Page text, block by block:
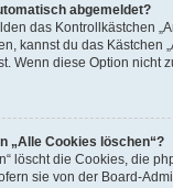
abgemeldet?
das Kontrollkästchen
kannst du das Kästchen
Wenn diese Option nicht
„Alle Cookies löschen“?
löscht die Cookies, die
sie von der Board-